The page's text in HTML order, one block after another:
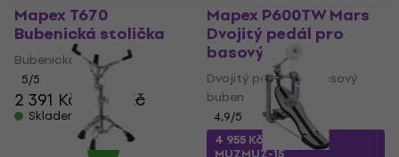
Mapex T670
Bubenická stolička
Bubenická stolička
5/5
2 391 Kč 2 512 Kč
Skladem
Mapex P600TW Mars
Dvojitý pedál pro
basový buben
Dvojitý pedál pro basový
buben
4,9/5
4 955 Kč
s kódem